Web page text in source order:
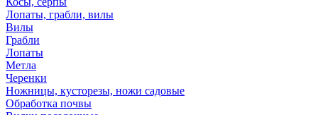
Лопаты, грабли, вилы
Вилы
Грабли
Лопаты
Метла
Черенки
Ножницы, кусторезы, ножи садовые
Обработка почвы